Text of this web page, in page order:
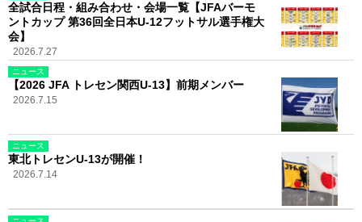
全試合日程・組み合わせ・会場一覧【JFAバーモ
ントカップ 第36回全日本U-12フットサル選手権大
会】
2026.7.27
ニュース
【2026 JFA トレセン関西U-13】前期メンバー
2026.7.15
ニュース
東北トレセンU-13が開催！
2026.7.14